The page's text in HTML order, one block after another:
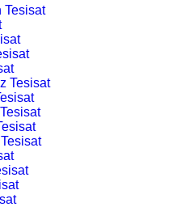
Tesisat
Tesisat